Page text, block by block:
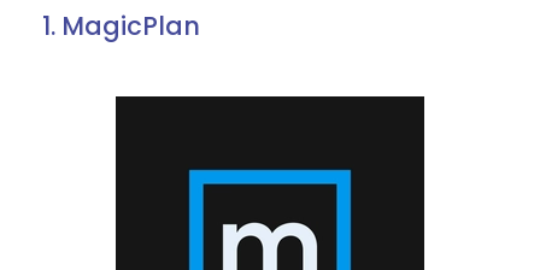
1. MagicPlan